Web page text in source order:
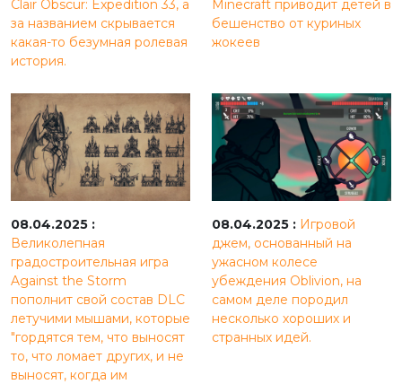
Clair Obscur: Expedition 33, а
за названием скрывается
какая-то безумная ролевая
история.
Minecraft приводит детей в
бешенство от куриных
жокеев
08.04.2025 :
Великолепная
градостроительная игра
Against the Storm
пополнит свой состав DLC
летучими мышами, которые
"гордятся тем, что выносят
то, что ломает других, и не
выносят, когда им
08.04.2025 : Игровой
джем, основанный на
ужасном колесе
убеждения Oblivion, на
самом деле породил
несколько хороших и
странных идей.